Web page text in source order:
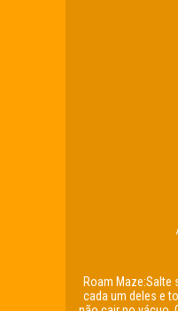
Roam
cada um deles e